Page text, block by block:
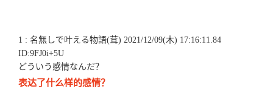
1 : 名無しで叶える物語(茸) 2021/12/09(木) 17:16:11.84
ID:9FJ0i+5U
どういう感情なんだ？
表达了什么样的感情？